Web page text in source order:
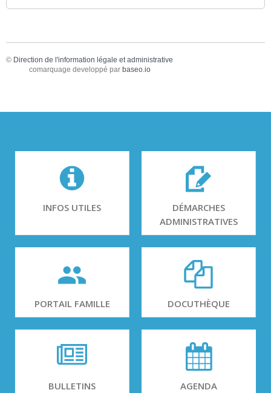
© Direction de l'information légale et administrative
comarquage developpé par baseo.io
INFOS UTILES
DÉMARCHES
ADMINISTRATIVES
PORTAIL FAMILLE DOCUTHÈQUE
BULLETINS
AGENDA